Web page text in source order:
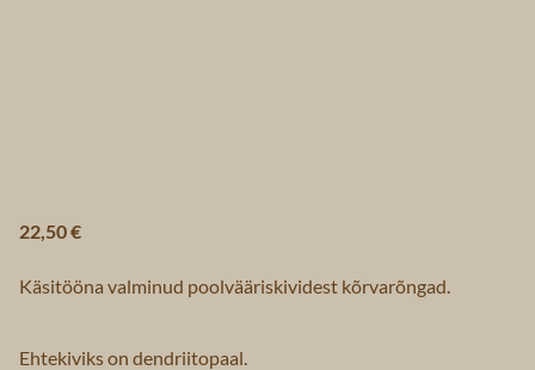
22,50 €
Käsitööna valminud poolvääriskividest kõrvarõngad.
Ehtekiviks on dendriitopaal.